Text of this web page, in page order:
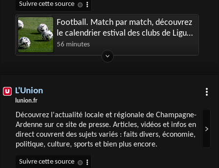
Football. Match par match, découvrez
le calendrier estival des clubs de Ligue
1
56 minutes
L'Union
lunion.fr
Découvrez l'actualité locale et régionale de Champagne-
Ardenne sur ce site de presse. Articles, vidéos et infos en
direct couvrent des sujets variés : faits divers, économie,
politique, culture, sports et bien plus encore.